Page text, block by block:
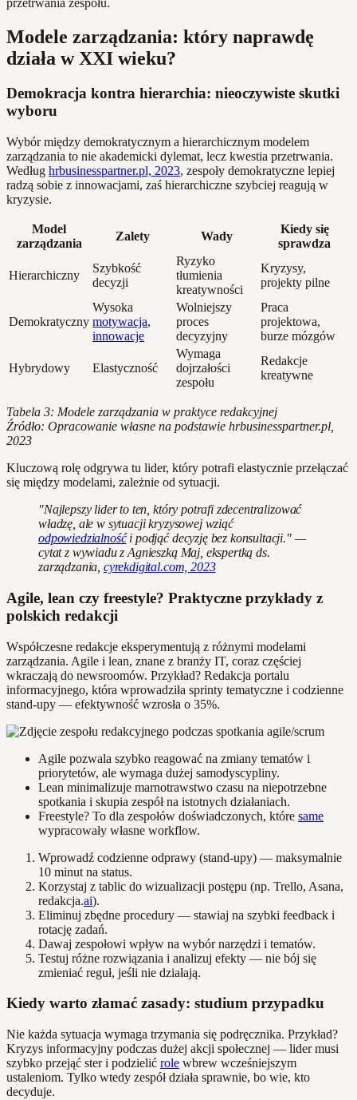
Modele zarządzania: który naprawdę
działa w XXI wieku?
Demokracja kontra hierarchia: nieoczywiste skutki
wyboru
Wybór między demokratycznym a hierarchicznym modelem
zarządzania to nie akademicki dylemat, lecz kwestia przetrwania.
Według hrbusinesspartner.pl, 2023, zespoły demokratyczne lepiej
radzą sobie z innowacjami, zaś hierarchiczne szybciej reagują w
kryzysie.
Model
zarządzania
Zalety Wady
Kiedy się
sprawdza
Hierarchiczny
Szybkość
decyzji
Ryzyko
tłumienia
kreatywności
Kryzysy,
projekty pilne
Demokratyczny
Wysoka
motywacja,
innowacje
Wolniejszy
proces
decyzyjny
Praca
projektowa,
burze mózgów
Hybrydowy Elastyczność
Wymaga
dojrzałości
zespołu
Redakcje
kreatywne
Tabela 3: Modele zarządzania w praktyce redakcyjnej
Źródło: Opracowanie własne na podstawie hrbusinesspartner.pl,
2023
Kluczową rolę odgrywa tu lider, który potrafi elastycznie przełączać
się między modelami, zależnie od sytuacji.
"Najlepszy lider to ten, który potrafi zdecentralizować
władzę, ale w sytuacji kryzysowej wziąć
odpowiedzialnośći podjąć decyzję bez konsultacji." —
cytat z wywiadu z Agnieszką Maj, ekspertką ds.
zarządzania, cyrekdigital.com, 2023
Agile, lean czy freestyle? Praktyczne przykłady z
polskich redakcji
Współczesne redakcje eksperymentują z różnymi modelami
zarządzania. Agile i lean, znane z branży IT, coraz częściej
wkraczają do newsroomów. Przykład? Redakcja portalu
informacyjnego, która wprowadziła sprinty tematyczne i codzienne
stand-upy — efektywność wzrosła o 35%.
Agile pozwala szybko reagować na zmiany tematów i
priorytetów, ale wymaga dużej samodyscypliny.
Lean minimalizuje marnotrawstwo czasu na niepotrzebne
spotkania i skupia zespół na istotnych działaniach.
Freestyle? To dla zespołów doświadczonych, które same
wypracowały własne workflow.
Wprowadź codzienne odprawy (stand-upy) — maksymalnie
10 minut na status.
Korzystaj z tablic do wizualizacji postępu (np. Trello, Asana,
redakcja.ai).
Eliminuj zbędne procedury — stawiaj na szybki feedback i
rotację zadań.
Dawaj zespołowi wpływ na wybór narzędzi i tematów.
Testuj różne rozwiązania i analizuj efekty — nie bój się
zmieniać reguł, jeśli nie działają.
Kiedy warto złamać zasady: studium przypadku
Nie każda sytuacja wymaga trzymania się podręcznika. Przykład?
Kryzys informacyjny podczas dużej akcji społecznej — lider musi
szybko przejąć ster i podzielić role wbrew wcześniejszym
ustaleniom. Tylko wtedy zespół działa sprawnie, bo wie, kto
decyduje.